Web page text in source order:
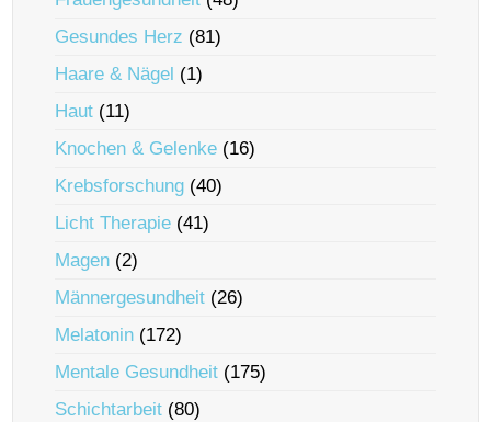
Gesundes Herz (81)
Haare & Nägel (1)
Haut (11)
Knochen & Gelenke (16)
Krebsforschung (40)
Licht Therapie (41)
Magen (2)
Männergesundheit (26)
Melatonin (172)
Mentale Gesundheit (175)
Schichtarbeit (80)